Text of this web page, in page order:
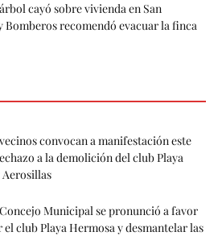
cayó sobre vivienda en San
Bomberos recomendó evacuar la finca
convocan a manifestación este
a la demolición del club Playa
Municipal se pronunció a favor
el club Playa Hermosa y desmantelar las